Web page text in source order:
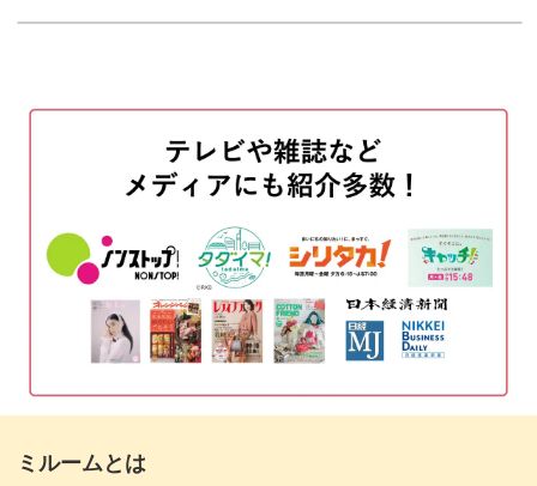
爪の上にのせることができなければ意味がありません。
パーツを使うのか、パーツごとにどのジェルを使ってのせ
ていくのかなどを論理的に解説していきます。
レッスンでは、夏にピッタリのクリアカラーの天然石を作
っていますが、秋冬はこっくり系の色味で作って鉱石っぽ
くすることもできます。
ぜひマスターして、早速明日からのサロンワークに取り入
れてみてくださいね♪
ノンワイプトップジェルで強度を足す
余分なところをカットする
茶色系で筋を入れる 08:18
型に戻す
クリアブルーを入れる
サイズを調整する 13:05
出来上がったパーツを爪にのせる
ミルームとは